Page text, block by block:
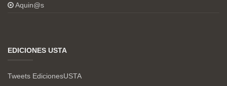
Aquin@s
EDICIONES USTA
Tweets EdicionesUSTA